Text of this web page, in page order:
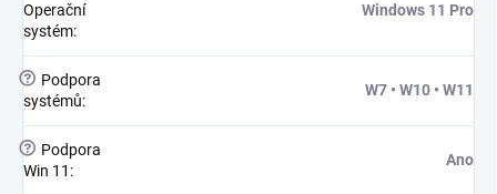
Operační
systém:
Windows 11 Pro
?
Podpora
systémů:
W7 • W10 • W11
?
Podpora
Win 11 :
Ano